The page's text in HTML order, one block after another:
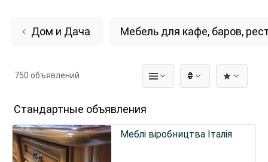
Дом и Дача Мебель для кафе, баров,
₴
750 объявлений
Стандартные объявления
Меблі віробництва Італія